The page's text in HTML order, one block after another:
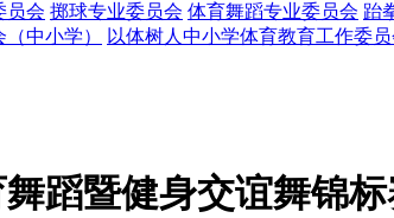
员会 掷球专业委员会 体育舞蹈专业委员会 跆
中小学） 以体树人中小学体育教育工作委
蹈暨健身交谊舞锦